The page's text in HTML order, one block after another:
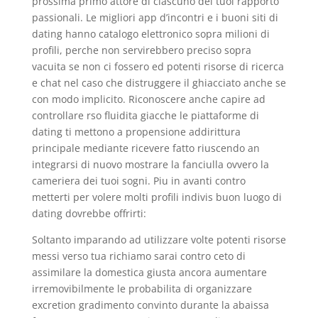
passionali. Le migliori app d’incontri e i buoni siti di
dating hanno catalogo elettronico sopra milioni di
profili, perche non servirebbero preciso sopra
vacuita se non ci fossero ed potenti risorse di ricerca
e chat nel caso che distruggere il ghiacciato anche se
con modo implicito. Riconoscere anche capire ad
controllare rso fluidita giacche le piattaforme di
dating ti mettono a propensione addirittura
principale mediante ricevere fatto riuscendo an
integrarsi di nuovo mostrare la fanciulla ovvero la
cameriera dei tuoi sogni. Piu in avanti contro
metterti per volere molti profili indivis buon luogo di
dating dovrebbe offrirti:
Soltanto imparando ad utilizzare volte potenti risorse
messi verso tua richiamo sarai contro ceto di
assimilare la domestica giusta ancora aumentare
irremovibilmente le probabilita di organizzare
excretion gradimento convinto durante la abaissa